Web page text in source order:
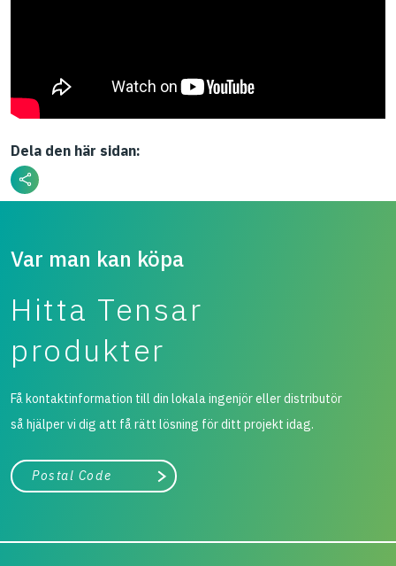
Dela den här sidan:
Var man kan köpa
Hitta Tensar
produkter
Få kontaktinformation till din lokala ingenjör eller distributör
så hjälper vi dig att få rätt lösning för ditt projekt idag.
Stad, land
Påbörja sökning